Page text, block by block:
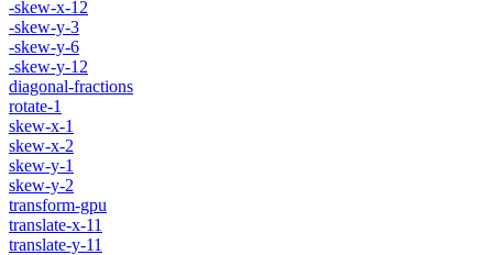
-skew-x-12
-skew-y-3
-skew-y-6
-skew-y-12
diagonal-fractions
rotate-1
skew-x-1
skew-x-2
skew-y-1
skew-y-2
transform-gpu
translate-x-11
translate-y-11